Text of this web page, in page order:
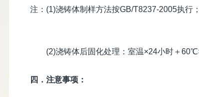
注：(1)浇铸体制样方法按GB/T8237-2005执行
(2)浇铸体后固化处理：室温×24小时＋
四．注意事项：